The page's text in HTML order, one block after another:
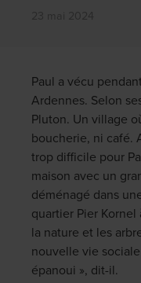
Paul a vécu
Ardennes. Selon
Pluton. Un village
boucherie, ni café.
trop difficile pour
maison avec un
déménagé dans
quartier Pier Kornel
la nature et les
nouvelle vie
épanoui », dit-il.